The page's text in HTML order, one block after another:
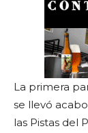
La primera
se llevó acabo
las Pistas del